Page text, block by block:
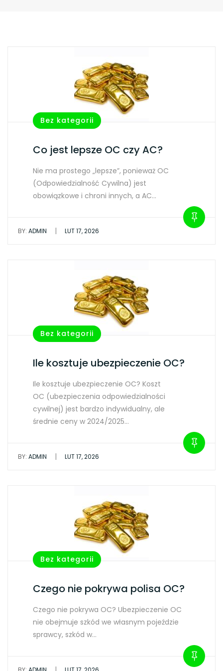
Bez kategorii
Co jest lepsze OC czy AC?
Nie ma prostego „lepsze”, ponieważ OC
(Odpowiedzialność Cywilna) jest
obowiązkowe i chroni innych, a AC…
BY: ADMIN | LUT 17, 2026
Bez kategorii
Ile kosztuje ubezpieczenie OC?
Ile kosztuje ubezpieczenie OC? Koszt
OC (ubezpieczenia odpowiedzialności
cywilnej) jest bardzo indywidualny, ale
średnie ceny w 2024/2025…
BY: ADMIN | LUT 17, 2026
Bez kategorii
Czego nie pokrywa polisa OC?
Czego nie pokrywa OC? Ubezpieczenie OC
nie obejmuje szkód we własnym pojeździe
sprawcy, szkód w…